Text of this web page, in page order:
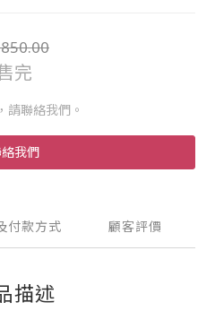
完
請聯絡我們。
我們
付款方式 顧客評價
描述